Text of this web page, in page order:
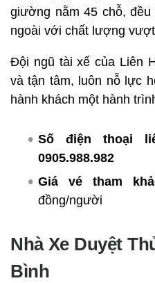
giường nằm 45 chỗ,
ngoài với chất lượng
Đội ngũ tài xế của Liên
và tận tâm, luôn nỗ lực
hành khách một hành
Số điện thoại
0905.988.982
Giá vé tham
đồng/người
Nhà Xe Duyệt
Bình